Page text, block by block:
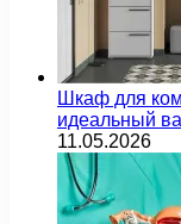
Шкаф для
идеальный
11.05.2026